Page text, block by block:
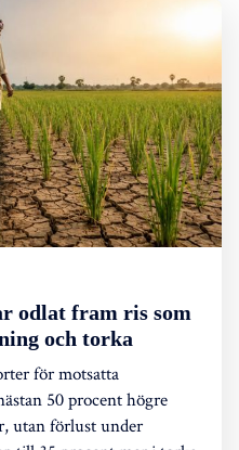
odlat fram ris som
och torka
för motsatta
50 procent högre
utan förlust under